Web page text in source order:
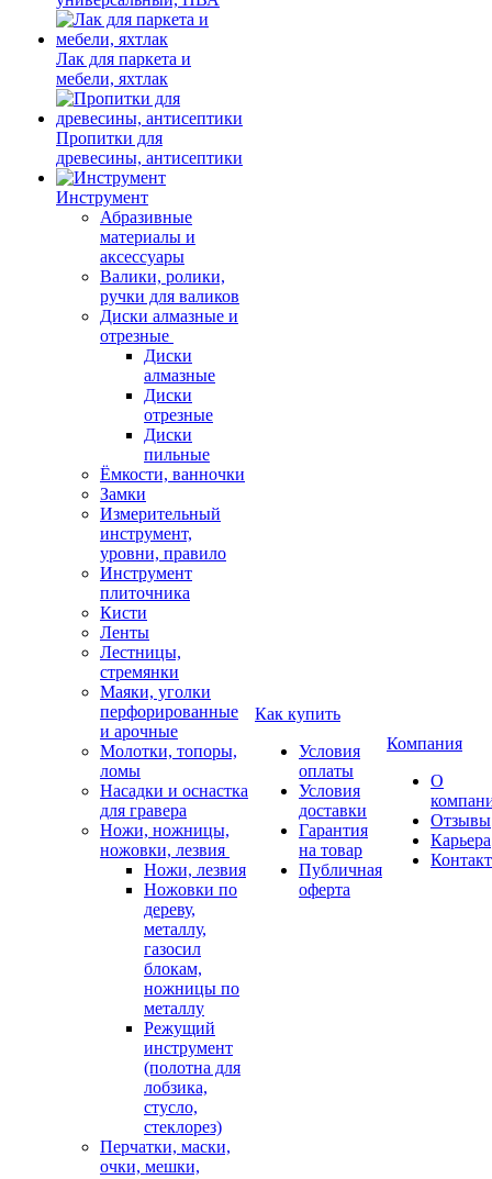
Лак для паркета и
мебели, яхтлак
Пропитки для
древесины, антисептики
Инструмент
Абразивные
материалы и
аксессуары
Валики, ролики,
ручки для валиков
Диски алмазные и
отрезные
Диски
алмазные
Диски
отрезные
Диски
пильные
Ёмкости, ванночки
Замки
Измерительный
инструмент,
уровни, правило
Инструмент
плиточника
Кисти
Ленты
Лестницы,
стремянки
Маяки, уголки
перфорированные
и арочные
Молотки, топоры,
ломы
Насадки и оснастка
для гравера
Ножи, ножницы,
ножовки, лезвия
Ножи, лезвия
Ножовки по
дереву,
металлу,
газосил
блокам,
ножницы по
металлу
Режущий
инструмент
(полотна для
лобзика,
стусло,
стеклорез)
Перчатки, маски,
очки, мешки,
Как купить
Условия
оплаты
Условия
доставки
Гарантия
на товар
Публичная
оферта
Компания
О
Отзывы
Карьера